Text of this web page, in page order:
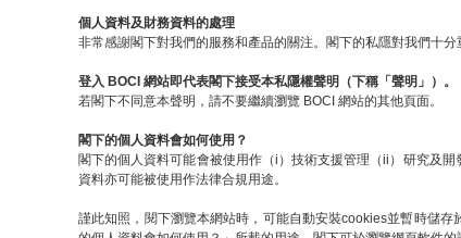
個人資料及財務資料的處理
非常感謝閣下對我們的服務和產品的關注。閣下的私隱對我們十
登入 BOCI 網站即代表閣下接受本私隱權聲明（下稱「聲明」）。
若閣下不同意本聲明，請不要繼續瀏覽 BOCI 網站的其他頁面。
閣下的個人資料會如何使用？
閣下的個人資料可能會被使用作（i）技術支援管理（ii）研究及
資料亦可能被使用作法律合規用途。
謹此知照，閱下瀏覽本網站時，可能自動安裝cookies並暫時儲